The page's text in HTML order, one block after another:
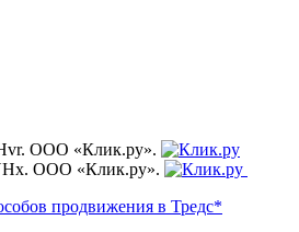
ООО «Клик.ру».
ООО «Клик.ру».
продвижения в Тредс*